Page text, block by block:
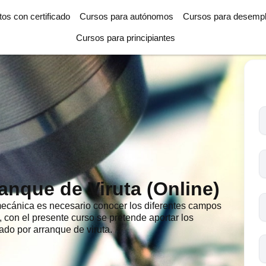
con certificado Cursos para autónomos Cursos para
Cursos para principiantes
de Viruta (Online)
es necesario conocer los diferentes campos
el presente curso se pretende aportar los
por arranque de viruta.